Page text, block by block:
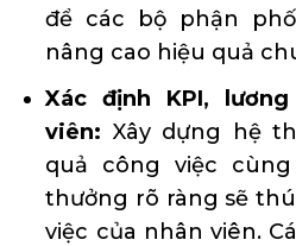
để các bộ phận
nâng cao hiệu quả
Xác định KPI,
viên: Xây dựng hệ
quả công việc
thưởng rõ ràng sẽ
việc của nhân viên.